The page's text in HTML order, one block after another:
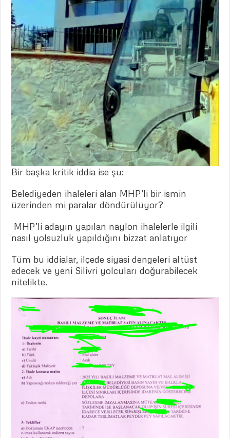
Bir başka kritik iddia ise şu:
Belediyeden ihaleleri alan MHP’li bir ismin
üzerinden mi paralar döndürülüyor?
MHP’li adayın yapılan naylon ihalelerle ilgili
nasıl yolsuzluk yapıldığını bizzat anlatıyor
Tüm bu iddialar, ilçede siyasi dengeleri altüst
edecek ve yeni Silivri yolcuları doğurabilecek
nitelikte.